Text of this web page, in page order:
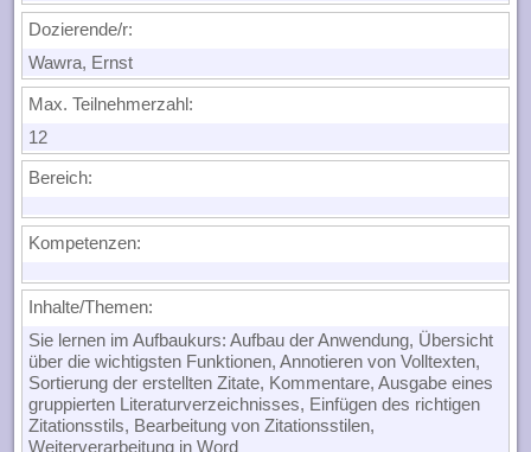
Dozierende/r:
Wawra, Ernst
Max. Teilnehmerzahl:
12
Bereich:
Kompetenzen:
Inhalte/Themen:
Sie lernen im Aufbaukurs: Aufbau der Anwendung, Übersicht
über die wichtigsten Funktionen, Annotieren von Volltexten,
Sortierung der erstellten Zitate, Kommentare, Ausgabe eines
gruppierten Literaturverzeichnisses, Einfügen des richtigen
Zitationsstils, Bearbeitung von Zitationsstilen,
Weiterverarbeitung in Word